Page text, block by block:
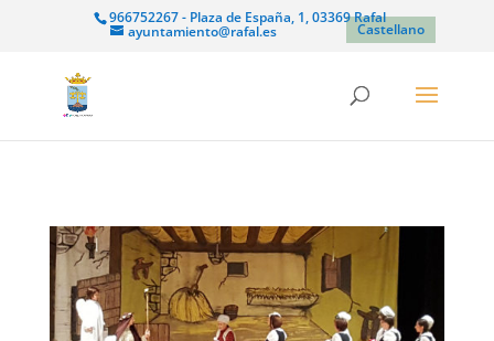
966752267 - Plaza de España, 1, 03369 Rafal
ayuntamiento@rafal.es Castellano